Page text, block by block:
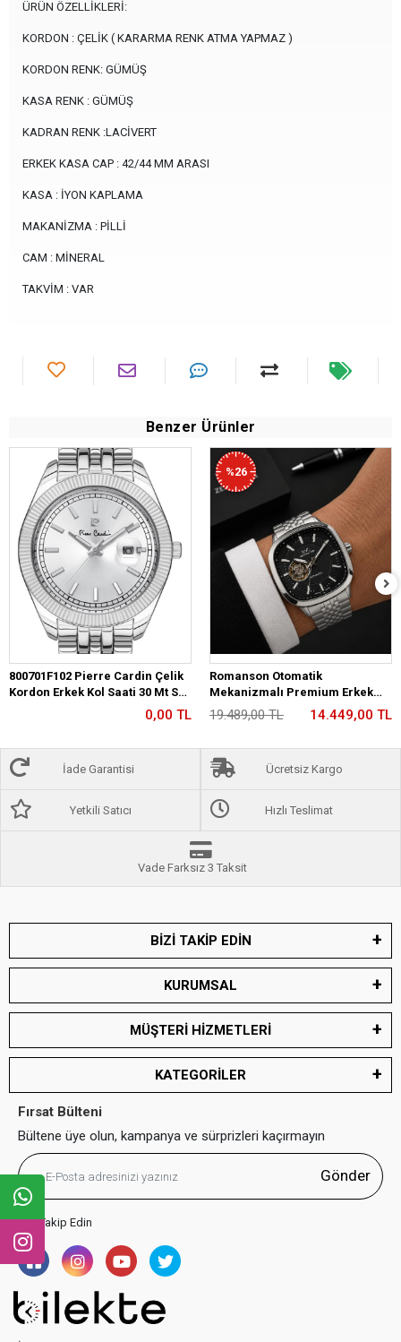
ÜRÜN ÖZELLİKLERİ:
KORDON : ÇELİK ( KARARMA RENK ATMA YAPMAZ )
KORDON RENK: GÜMÜŞ
KASA RENK : GÜMÜŞ
KADRAN RENK :LACİVERT
ERKEK KASA CAP : 42/44 MM ARASI
KASA : İYON KAPLAMA
MAKANİZMA : PİLLİ
CAM : MİNERAL
TAKVİM : VAR
Benzer Ürünler
800701F102 Pierre Cardin Çelik
Kordon Erkek Kol Saati 30 Mt Su
0,00 TL
%26
Romanson Otomatik
Mekanizmalı Premium Erkek
Kol Saati 5 ATM Suya Dayanıklı 2
Yıl Garantili RM2233.12
19.489,00 TL 14.449,00 TL
İade Garantisi Ücretsiz Kargo
Yetkili Satıcı Hızlı Teslimat
Vade Farksız 3 Taksit
BİZİ TAKİP EDİN
KURUMSAL
MÜŞTERİ HİZMETLERİ
KATEGORİLER
Fırsat Bülteni
Bültene üye olun, kampanya ve sürprizleri kaçırmayın
Gönder
Bizi Takip Edin